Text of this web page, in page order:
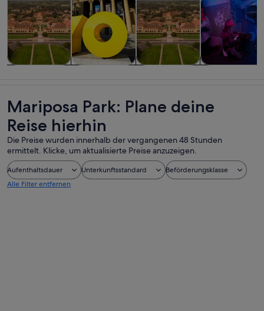
Mariposa Park: Plane deine
Reise hierhin
Die Preise wurden innerhalb der vergangenen 48 Stunden
ermittelt. Klicke, um aktualisierte Preise anzuzeigen.
Aufenthaltsdauer Unterkunftsstandard
Beförderungsklasse
Alle Filter entfernen